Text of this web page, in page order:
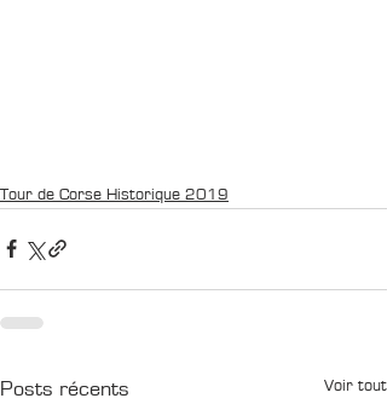
Tour de Corse Historique 2019
Posts récents Voir tout